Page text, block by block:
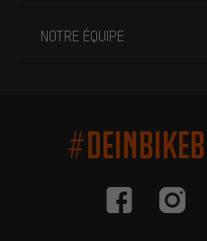
NOTRE ÉQUIPE